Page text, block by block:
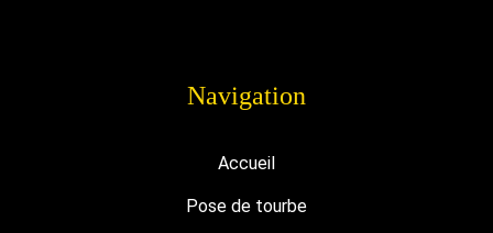
Navigation
Accueil
Pose de tourbe